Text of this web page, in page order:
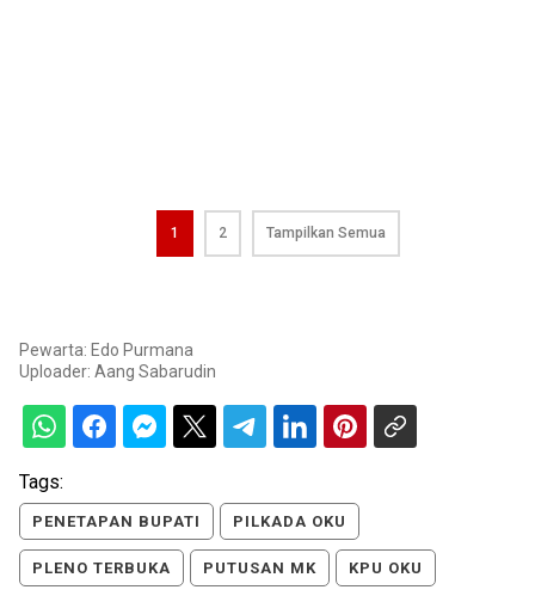
1 2 Tampilkan Semua
Pewarta: Edo Purmana
Uploader: Aang Sabarudin
Tags:
PENETAPAN BUPATI PILKADA OKU
PLENO TERBUKA PUTUSAN MK KPU OKU